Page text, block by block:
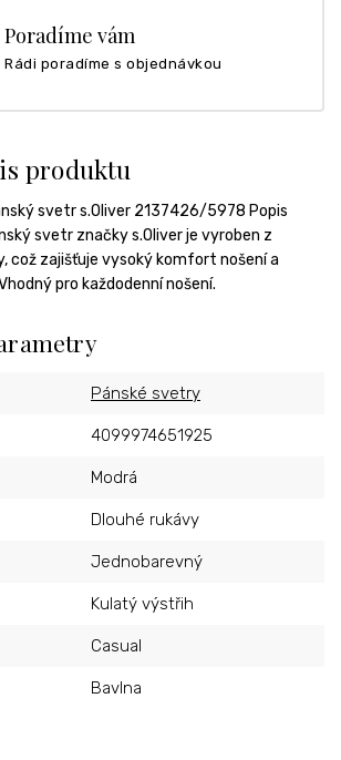
Poradíme vám
Rádi poradíme s objednávkou
produktu
svetr s.Oliver 2137426/5978 Popis
svetr značky s.Oliver je vyroben z
což zajišťuje vysoký komfort nošení a
pro každodenní nošení.
Pánské svetry
4099974651925
Modrá
Dlouhé rukávy
Jednobarevný
Kulatý výstřih
Casual
Bavlna